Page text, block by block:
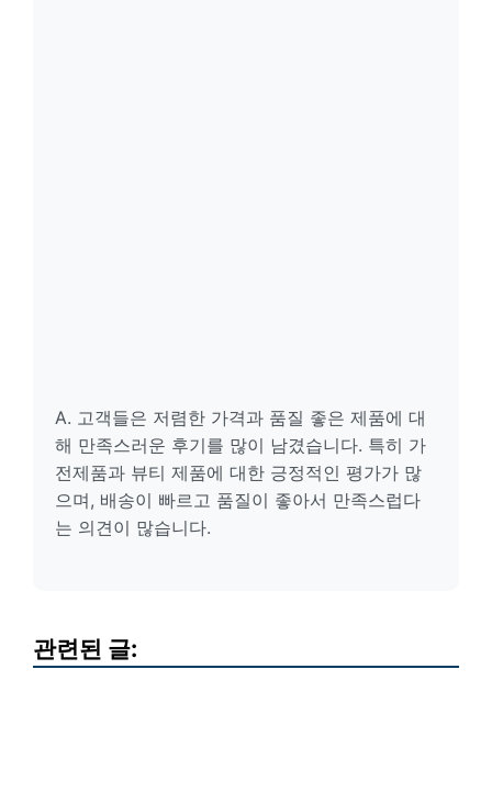
A. 고객들은 저렴한 가격과 품질 좋은 제품에 대
해 만족스러운 후기를 많이 남겼습니다. 특히 가
전제품과 뷰티 제품에 대한 긍정적인 평가가 많
으며, 배송이 빠르고 품질이 좋아서 만족스럽다
는 의견이 많습니다.
관련된 글: